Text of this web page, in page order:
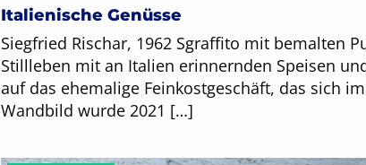
Italienische Genüsse
Siegfried Rischar, 1962 Sgraffito mit bemalten
Stillleben mit an Italien erinnernden Speisen
auf das ehemalige Feinkostgeschäft, das sich
Wandbild wurde 2021 […]